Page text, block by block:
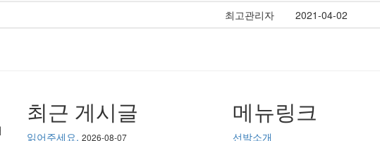
최고관리자 2021-04-02
최근 게시글
읽어주세요. 2026-08-07
메뉴링크
선박소개